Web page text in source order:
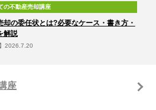
の不動産売却講座
却の委任状とは?必要なケース・書き方・
解説
2026.7.20
座